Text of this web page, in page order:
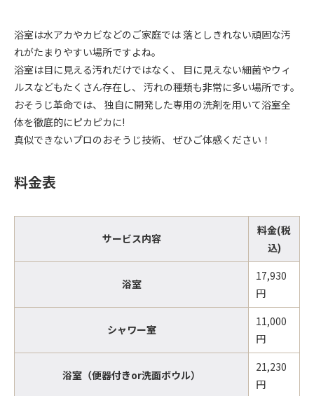
浴室は水アカやカビなどのご家庭では 落としきれない頑固な汚
れがたまりやすい場所ですよね。
浴室は目に見える汚れだけではなく、 目に見えない細菌やウィ
ルスなどもたくさん存在し、 汚れの種類も非常に多い場所です。
おそうじ革命では、 独自に開発した専用の洗剤を用いて浴室全
体を徹底的にピカピカに!
真似できないプロのおそうじ技術、 ぜひご体感ください！
料金表
サービス内容
料金(税
込)
浴室
17,930
円
シャワー室
11,000
円
浴室（便器付きor洗面ボウル）
21,230
円